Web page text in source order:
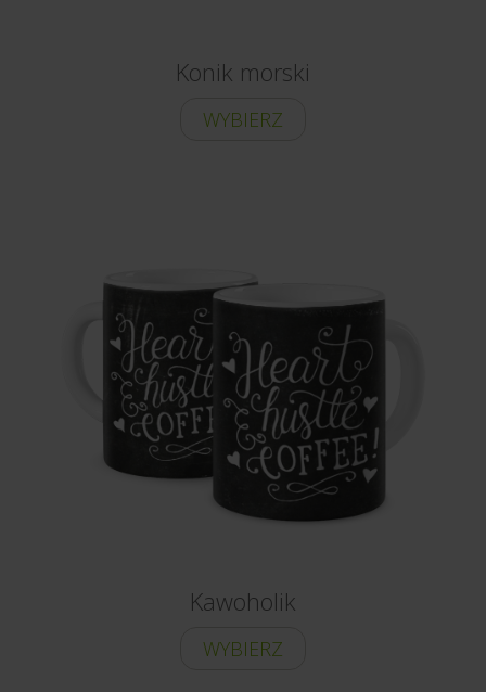
Konik morski
WYBIERZ
Kawoholik
WYBIERZ